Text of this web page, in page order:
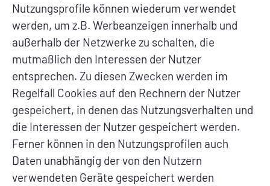
Nutzungsprofile können wiederum verwendet
werden, um z.B. Werbeanzeigen innerhalb und
außerhalb der Netzwerke zu schalten, die
mutmaßlich den Interessen der Nutzer
entsprechen. Zu diesen Zwecken werden im
Regelfall Cookies auf den Rechnern der Nutzer
gespeichert, in denen das Nutzungsverhalten und
die Interessen der Nutzer gespeichert werden.
Ferner können in den Nutzungsprofilen auch
Daten unabhängig der von den Nutzern
verwendeten Geräte gespeichert werden